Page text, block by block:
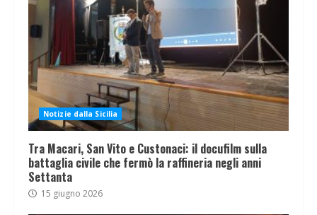
Notizie dalla Sicilia
Tra Macari, San Vito e Custonaci: il docufilm sulla
battaglia civile che fermò la raffineria negli anni
Settanta
15 giugno 2026